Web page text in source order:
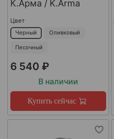
К.Арма / K.Arma
Цвет
Черный Оливковый
Песочный
6 540 ₽
В наличии
Купить сейчас